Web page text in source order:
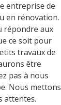
entreprise de
en rénovation.
répondre aux
ce soit pour
travaux de
être
pas à nous
Nous mettons
attentes.